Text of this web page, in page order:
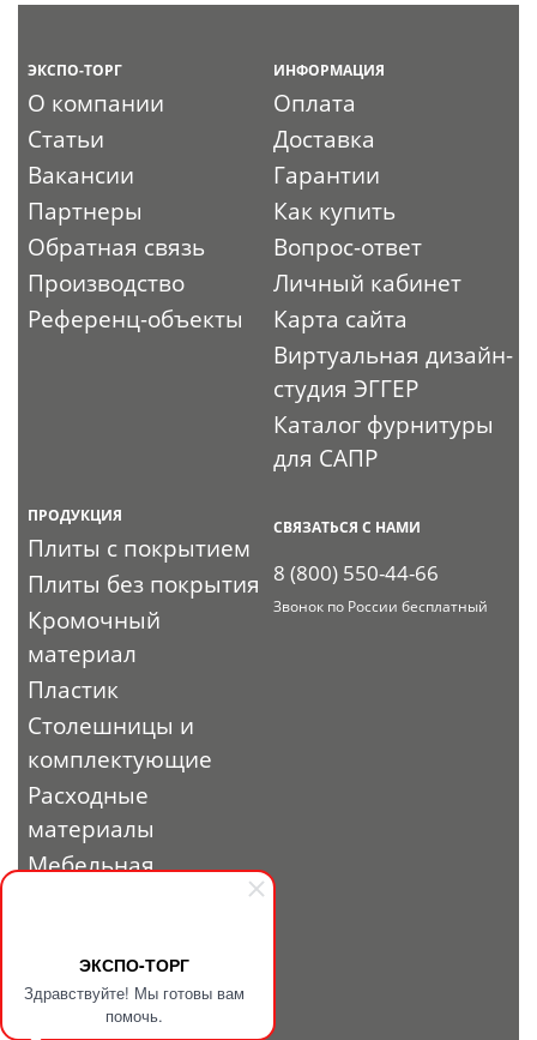
ЭКСПО-ТОРГ
Здравствуйте! Мы готовы вам
помочь.
ЭКСПО-ТОРГ
О компании
Статьи
Вакансии
Партнеры
Обратная связь
Производство
Референц-объекты
ИНФОРМАЦИЯ
Оплата
Доставка
Гарантии
Как купить
Вопрос-ответ
Личный кабинет
Карта сайта
Виртуальная дизайн-
студия ЭГГЕР
Каталог фурнитуры
для САПР
ПРОДУКЦИЯ
Плиты с покрытием
Плиты без покрытия
Кромочный
материал
Пластик
Столешницы и
комплектующие
Расходные
материалы
Мебельная
профиль и
фурнитура
СВЯЗАТЬСЯ С НАМИ
8 (800) 550-44-66
Звонок по России бесплатный